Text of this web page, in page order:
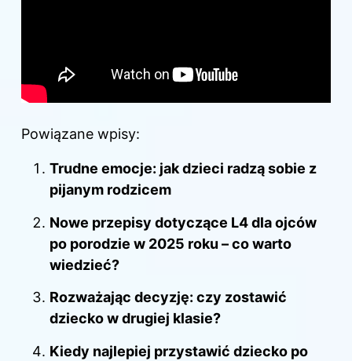
Powiązane wpisy:
Trudne emocje: jak dzieci radzą sobie z
pijanym rodzicem
Nowe przepisy dotyczące L4 dla ojców
po porodzie w 2025 roku – co warto
wiedzieć?
Rozważając decyzję: czy zostawić
dziecko w drugiej klasie?
Kiedy najlepiej przystawić dziecko po